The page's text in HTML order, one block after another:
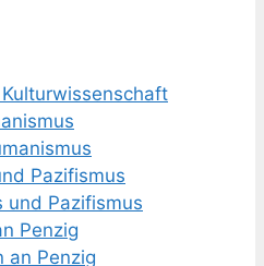
Pazifismus
Penzig